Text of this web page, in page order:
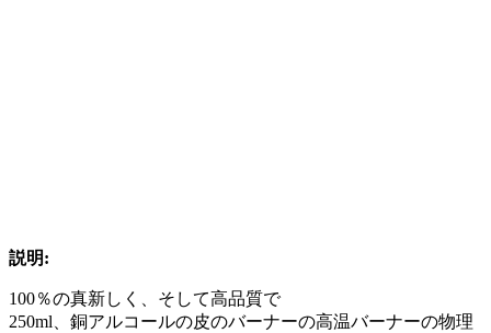
説明:
100％の真新しく、そして高品質で
250ml、銅アルコールの皮のバーナーの高温バーナーの物理